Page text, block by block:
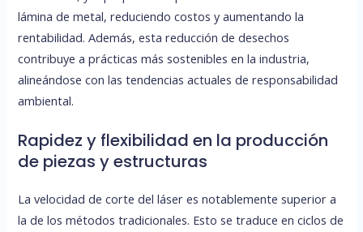
lámina de metal, reduciendo costos y aumentando la
rentabilidad. Además, esta reducción de desechos
contribuye a prácticas más sostenibles en la industria,
alineándose con las tendencias actuales de responsabilidad
ambiental.
Rapidez y flexibilidad en la producción
de piezas y estructuras
La velocidad de corte del láser es notablemente superior a
la de los métodos tradicionales. Esto se traduce en ciclos de